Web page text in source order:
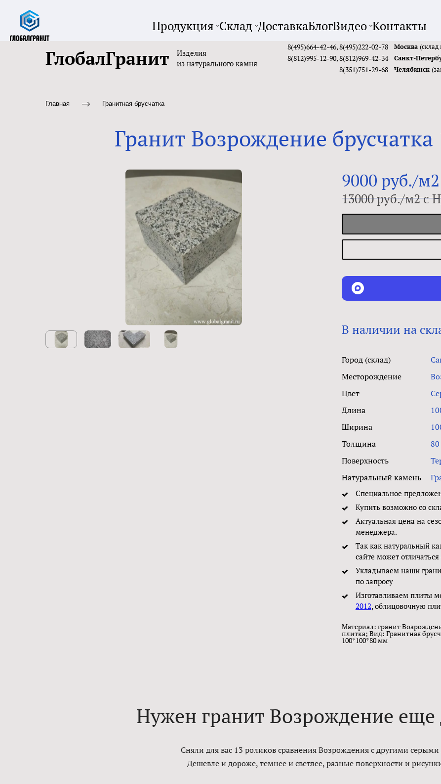
Продукция Склад ДоставкаБлогВидео Контакты
ГлобалГранит
Изделия
из натурального камня
8(495)664-42-46,8(495)222-02-78 Москва (склад
8(812)995-12-90,8(812)969-42-34 Санкт-
8(351)751-29-68 Челябинск
Главная Гранитная брусчатка
Гранит Возрождение брусчатка
9000 руб./
13000 руб./м2 с
В наличии на
Город (склад)
Месторождение
Цвет
Длина
Ширина
Толщина
Поверхность
Натуральный камень
Специальное
Купить возможно со
Актуальная цена на
менеджера.
Так как натуральный
сайте может отличаться
Укладываем наши
по запросу
Изготавливаем плиты
2012, облицовочную
Материал: гранит
плитка; Вид: Гранитная
100*100*80 мм
Нужен гранит Возрождение еще
Сняли для вас 13 роликов сравнения Возрождения с другими
Дешевле и дороже, темнее и светлее, разные поверхности и